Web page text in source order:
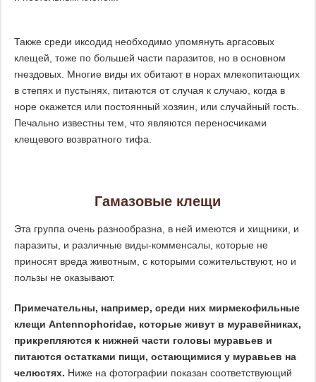
Также среди иксодид необходимо упомянуть аргасовых
клещей, тоже по большей части паразитов, но в основном
гнездовых. Многие виды их обитают в норах млекопитающих
в степях и пустынях, питаются от случая к случаю, когда в
норе окажется или постоянный хозяин, или случайный гость.
Печально известны тем, что являются переносчиками
клещевого возвратного тифа.
Гамазовые клещи
Эта группа очень разнообразна, в ней имеются и хищники, и
паразиты, и различные виды-комменсалы, которые не
приносят вреда животным, с которыми сожительствуют, но и
пользы не оказывают.
Примечательны, например, среди них мирмекофильные
клещи Antennophoridae, которые живут в муравейниках,
прикрепляются к нижней части головы муравьев и
питаются остатками пищи, остающимися у муравьев на
челюстях. Ниже на фотографии показан соответствующий